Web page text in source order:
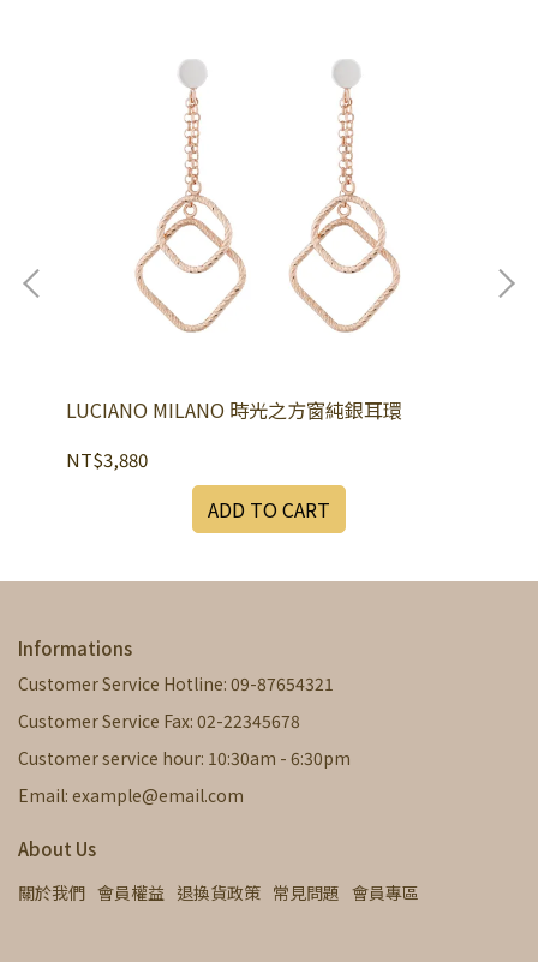
LUCIANO MILANO 時光之方窗純銀耳環
NT$3,880
ADD TO CART
Informations
Customer Service Hotline: 09-87654321
Customer Service Fax: 02-22345678
Customer service hour: 10:30am - 6:30pm
Email: example@email.com
About Us
關於我們 會員權益 退換貨政策 常見問題 會員專區